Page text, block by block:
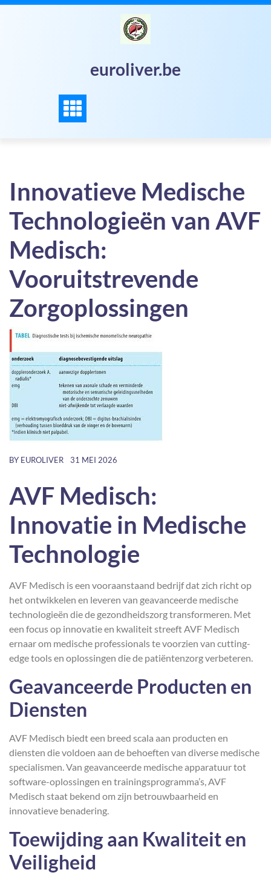
Skip
euroliver.be
Innovatieve Medische
Technologieën van AVF
Medisch:
Vooruitstrevende
Zorgoplossingen
BY EUROLIVER 31 MEI 2026
AVF Medisch:
Innovatie in Medische
Technologie
AVF Medisch is een vooraanstaand bedrijf dat zich richt op
het ontwikkelen en leveren van geavanceerde medische
technologieën die de gezondheidszorg transformeren. Met
een focus op innovatie en kwaliteit streeft AVF Medisch
ernaar om medische professionals te voorzien van cutting-
edge tools en oplossingen die de patiëntenzorg verbeteren.
Geavanceerde Producten en
Diensten
AVF Medisch biedt een breed scala aan producten en
diensten die voldoen aan de behoeften van diverse medische
specialismen. Van geavanceerde medische apparatuur tot
software-oplossingen en trainingsprogramma’s, AVF
Medisch staat bekend om zijn betrouwbaarheid en
innovatieve benadering.
Toewijding aan Kwaliteit en
Veiligheid